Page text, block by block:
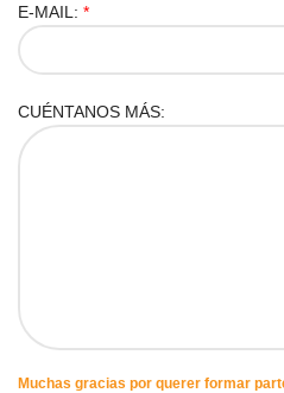
E-MAIL: *
CUÉNTANOS MÁS:
Muchas gracias por querer formar